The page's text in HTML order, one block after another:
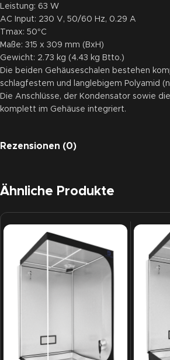
Leistung: 63 W
AC Input: 230 V, 50/60 Hz, 0.29 A
Tmax: 50°C
Maße: 315 x 309 mm (BxH)
Gewicht: 2.73 kg (4.43 kg Btto.)
Die beiden Gehäuseschalen bestehen
schlagfestem und langlebigem Polyamid
Die Anschlüsse, der Kondensator sowie
komplett im Gehäuse integriert.
Rezensionen (0)
Ähnliche Produkte